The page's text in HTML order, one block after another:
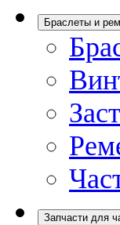
Браслеты и
Запчасти для